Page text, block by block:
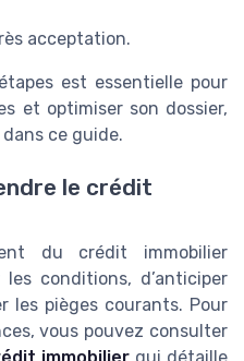
acceptation.
est essentielle pour
et optimiser son dossier,
ce guide.
le crédit
du crédit immobilier
conditions, d’anticiper
les pièges courants. Pour
vous pouvez consulter